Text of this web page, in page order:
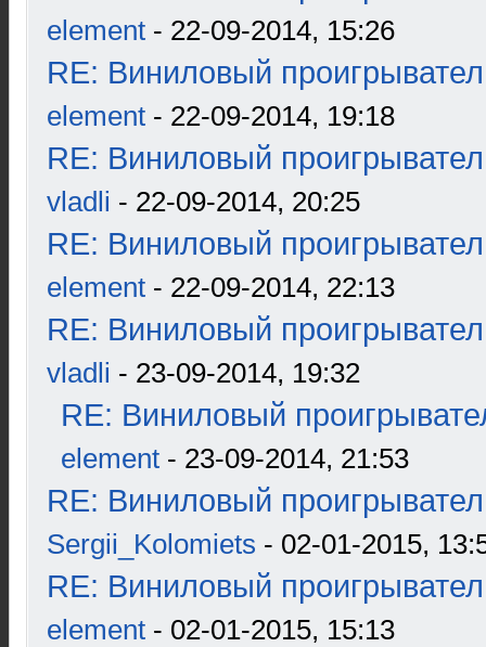
element - 22-09-2014, 15:26
RE: Виниловый
element - 22-09-2014, 19:18
RE: Виниловый
vladli - 22-09-2014, 20:25
RE: Виниловый
element - 22-09-2014, 22:13
RE: Виниловый
vladli - 23-09-2014, 19:32
RE: Виниловый
element - 23-09-2014, 21:53
RE: Виниловый
Sergii_Kolomiets - 02-01-2015,
RE: Виниловый
element - 02-01-2015, 15:13